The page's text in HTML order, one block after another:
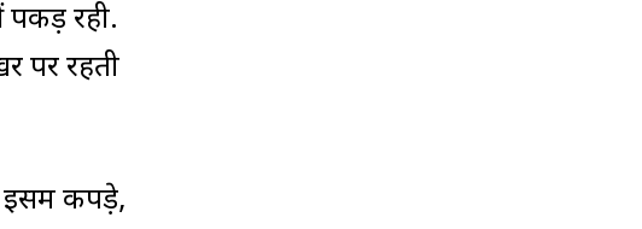
पकड़ रही.
पर रहती
इसमें कपड़े,